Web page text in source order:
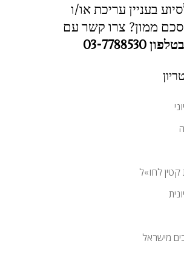
בעניין עריכת או/ו
ממון? צרו קשר עם
בטלפון 03-7788530
קטין לחו»ל
מישראל